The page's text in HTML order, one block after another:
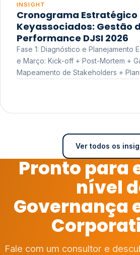
INSIGHT
Cronograma Estratégico
Keyassociados: Gestão
Performance DJSI 2026
Fase 1: Diagnóstico e Planejamento
e Março: Kick-off + Post-Mortem +
Mapeamento de Stakeholders +
Ver todos os
Pronto para
nível
Governança
Fale com um consultor e